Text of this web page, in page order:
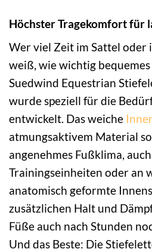
Höchster Tragekomfort für
Wer viel Zeit im Sattel oder
weiß, wie wichtig
Suedwind Equestrian
wurde speziell für die
entwickelt. Das weiche
atmungsaktivem Material
angenehmes Fußklima,
Trainingseinheiten oder an
anatomisch geformte
zusätzlichen Halt und
Füße auch nach Stunden
Und das Beste: Die